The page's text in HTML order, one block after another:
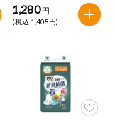
1,280 円
(税込 1,408円)